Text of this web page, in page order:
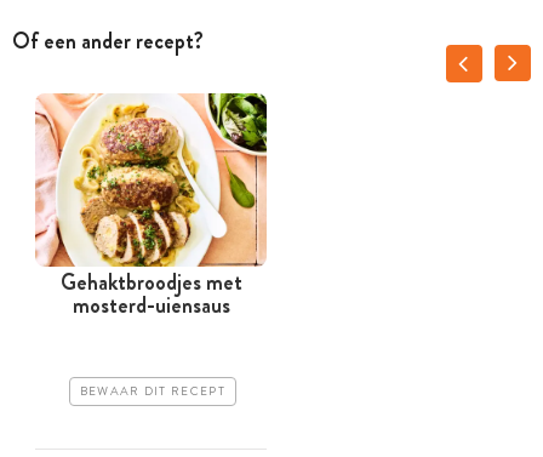
Of een ander recept?
Gehaktbroodjes met
mosterd-uiensaus
BEWAAR DIT RECEPT